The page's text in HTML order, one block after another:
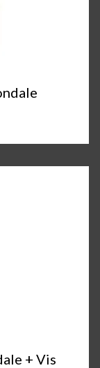
+ Vis